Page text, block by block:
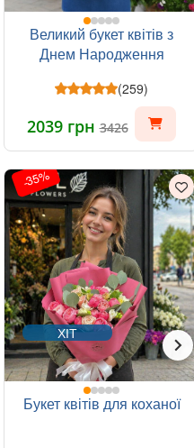
Великий букет квітів з
Днем Народження
(259)
2039 грн3426
-35%
ХІТ
Букет квітів для коханої